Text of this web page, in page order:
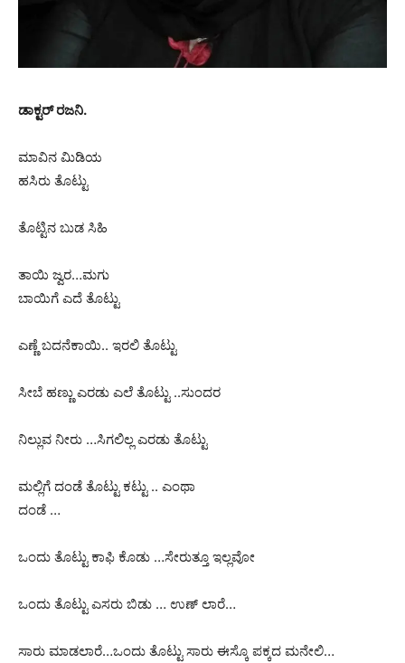
ಡಾಕ್ಟರ್ ರಜನಿ.
ಮಾವಿನ ಮಿಡಿಯ
ಹಸಿರು ತೊಟ್ಟು
ತೊಟ್ಟಿನ ಬುಡ ಸಿಹಿ
ತಾಯಿ ಜ್ವರ…ಮಗು
ಬಾಯಿಗೆ ಎದೆ ತೊಟ್ಟು
ಎಣ್ಣೆ ಬದನೆಕಾಯಿ.. ಇರಲಿ ತೊಟ್ಟು
ಸೀಬೆ ಹಣ್ಣು ಎರಡು ಎಲೆ ತೊಟ್ಟು ..ಸುಂದರ
ನಿಲ್ಲುವ ನೀರು …ಸಿಗಲಿಲ್ಲ ಎರಡು ತೊಟ್ಟು
ಮಲ್ಲಿಗೆ ದಂಡೆ ತೊಟ್ಟು ಕಟ್ಟು .. ಎಂಥಾ
ದಂಡೆ …
ಒಂದು ತೊಟ್ಟು ಕಾಫಿ ಕೊಡು …ಸೇರುತ್ತೂ ಇಲ್ಲವೋ
ಒಂದು ತೊಟ್ಟು ಎಸರು ಬಿಡು … ಉಣ್ ಲಾರೆ…
ಸಾರು ಮಾಡಲಾರೆ…ಒಂದು ತೊಟ್ಟು ಸಾರು ಈಸ್ಕೊ ಪಕ್ಕದ ಮನೇಲಿ…